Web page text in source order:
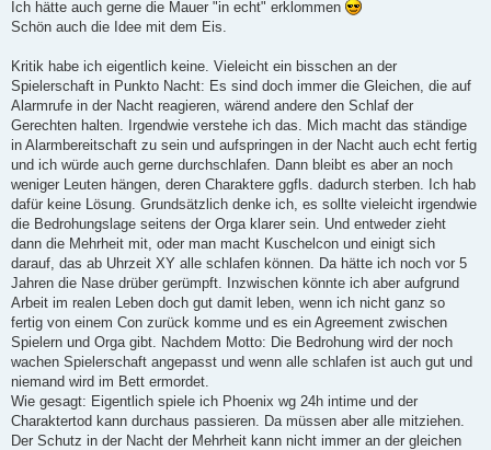
Ich hätte auch gerne die Mauer "in echt" erklommen
Schön auch die Idee mit dem Eis.
Kritik habe ich eigentlich keine. Vieleicht ein bisschen an der
Spielerschaft in Punkto Nacht: Es sind doch immer die Gleichen, die auf
Alarmrufe in der Nacht reagieren, wärend andere den Schlaf der
Gerechten halten. Irgendwie verstehe ich das. Mich macht das ständige
in Alarmbereitschaft zu sein und aufspringen in der Nacht auch echt fertig
und ich würde auch gerne durchschlafen. Dann bleibt es aber an noch
weniger Leuten hängen, deren Charaktere ggfls. dadurch sterben. Ich hab
dafür keine Lösung. Grundsätzlich denke ich, es sollte vieleicht irgendwie
die Bedrohungslage seitens der Orga klarer sein. Und entweder zieht
dann die Mehrheit mit, oder man macht Kuschelcon und einigt sich
darauf, das ab Uhrzeit XY alle schlafen können. Da hätte ich noch vor 5
Jahren die Nase drüber gerümpft. Inzwischen könnte ich aber aufgrund
Arbeit im realen Leben doch gut damit leben, wenn ich nicht ganz so
fertig von einem Con zurück komme und es ein Agreement zwischen
Spielern und Orga gibt. Nachdem Motto: Die Bedrohung wird der noch
wachen Spielerschaft angepasst und wenn alle schlafen ist auch gut und
niemand wird im Bett ermordet.
Wie gesagt: Eigentlich spiele ich Phoenix wg 24h intime und der
Charaktertod kann durchaus passieren. Da müssen aber alle mitziehen.
Der Schutz in der Nacht der Mehrheit kann nicht immer an der gleichen